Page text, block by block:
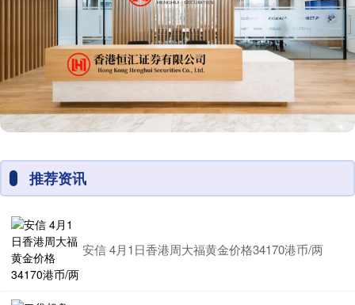
推荐资讯
安信 4月1日香港周大福黄金价格34170港币/两